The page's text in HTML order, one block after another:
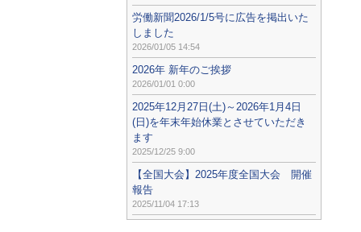
労働新聞2026/1/5号に広告を掲出いた
しました
2026/01/05 14:54
2026年 新年のご挨拶
2026/01/01 0:00
2025年12月27日(土)～2026年1月4日
(日)を年末年始休業とさせていただき
ます
2025/12/25 9:00
【全国大会】2025年度全国大会 開催
報告
2025/11/04 17:13